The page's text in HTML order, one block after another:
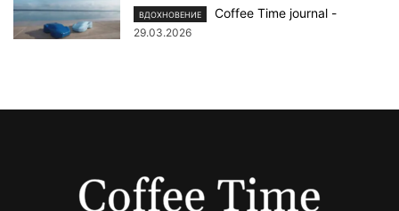
ВДОХНОВЕНИЕ Coffee Time journal -
29.03.2026